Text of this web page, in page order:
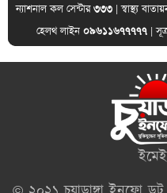
ন্যাশনাল কল সেন্টার৩৩৩ | স্বাস্থ্য
হেলথ লাইন ০৯৬১১৬৭৭৭৭৭|